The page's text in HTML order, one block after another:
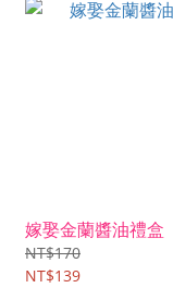
嫁娶金蘭醬油禮盒
NT$170
NT$139